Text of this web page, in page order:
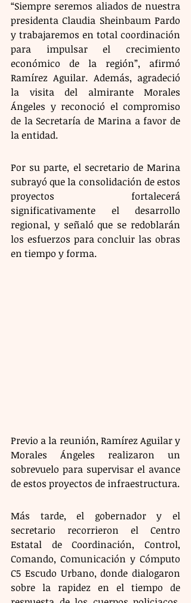
“Siempre seremos aliados de nuestra
presidenta Claudia Sheinbaum Pardo
y trabajaremos en total coordinación
para impulsar el crecimiento
económico de la región”, afirmó
Ramírez Aguilar. Además, agradeció
la visita del almirante Morales
Ángeles y reconoció el compromiso
de la Secretaría de Marina a favor de
la entidad.
Por su parte, el secretario de Marina
subrayó que la consolidación de estos
proyectos fortalecerá
significativamente el desarrollo
regional, y señaló que se redoblarán
los esfuerzos para concluir las obras
en tiempo y forma.
Previo a la reunión, Ramírez Aguilar y
Morales Ángeles realizaron un
sobrevuelo para supervisar el avance
de estos proyectos de infraestructura.
Más tarde, el gobernador y el
secretario recorrieron el Centro
Estatal de Coordinación, Control,
Comando, Comunicación y Cómputo
C5 Escudo Urbano, donde dialogaron
sobre la rapidez en el tiempo de